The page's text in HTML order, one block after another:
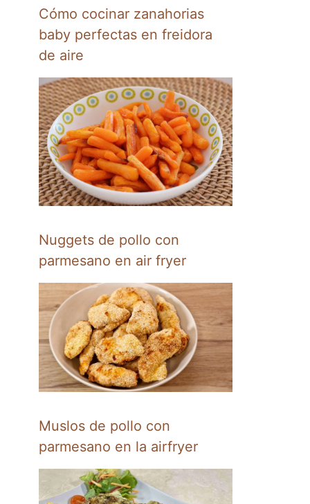
Cómo cocinar zanahorias
baby perfectas en freidora
de aire
Nuggets de pollo con
parmesano en air fryer
Muslos de pollo con
parmesano en la airfryer